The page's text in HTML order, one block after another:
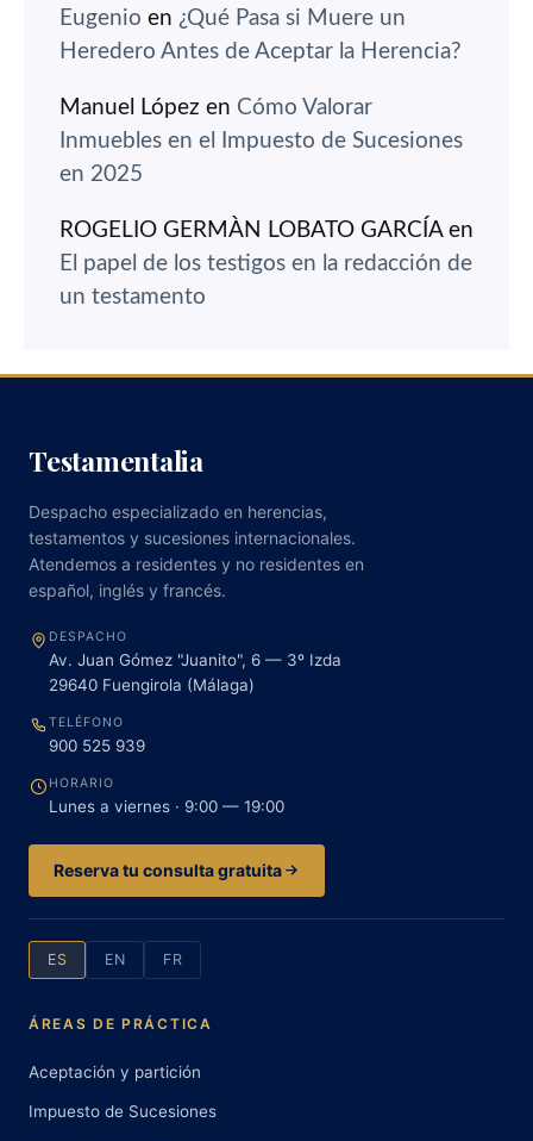
Eugenio en ¿Qué Pasa si Muere un
Heredero Antes de Aceptar la Herencia?
Manuel López en Cómo Valorar
Inmuebles en el Impuesto de Sucesiones
en 2025
ROGELIO GERMÀN LOBATO GARCÍAen
El papel de los testigos en la redacción de
un testamento
Testamentalia
Despacho especializado en herencias,
testamentos y sucesiones internacionales.
Atendemos a residentes y no residentes en
español, inglés y francés.
DESPACHO
Av. Juan Gómez "Juanito", 6 — 3º Izda
29640 Fuengirola (Málaga)
TELÉFONO
900 525 939
HORARIO
Lunes a viernes · 9:00 — 19:00
Reserva tu consulta gratuita
ES EN FR
ÁREAS DE PRÁCTICA
Aceptación y partición
Impuesto de Sucesiones